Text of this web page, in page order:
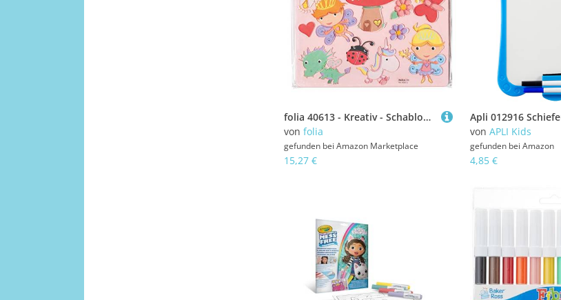
folia 40613 - Kreativ - Schablonen Princess, 6 Schablonen inklusive Ausmalvorlagen, zum Malen von märchenhaften Figuren, einfache Anwendung mit Buntstiften, Filzstiften und Markern
von folia
gefunden bei Amazon Marketplace
15,27 €
von APLI Kids
gefunden bei Amazon
4,85 €